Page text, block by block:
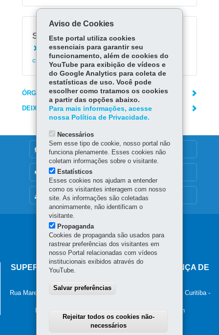
Serviços Relacionados:
Conhecer campanhas de valorização da
criança e do adolescente
ÓRGÃO RESPONSÁVEL
DEIXE SUA OPINIÃO
MAPA DO SITE
DENUNCIE CORRUPÇÃO
OUVIDORIA
Navegação
principal
SUPERINTENDÊNCIA-GERAL DE GOVERNANÇA DE
Rua Marechal Deodoro, 806, 13º andar - Centro Curitiba -
Horário de atendimento: 8h30 às 12h e 13h30 às 18h
Aviso de Cookies
Este portal utiliza cookies
essenciais para garantir seu
funcionamento, além de cookies do
YouTube para exibição de vídeos e
do Google Analytics para coleta de
estatísticas de uso. Você pode
escolher como tratamos os cookies
a partir das opções abaixo.
Para mais informações, acesse
nossa Política de Privacidade.
Necessários
Sem esse tipo de cookie, nosso portal não
funciona plenamente. Esses cookies não
coletam informações sobre o visitante.
Estatísticos
Esses cookies nos ajudam a entender
como os visitantes interagem com nosso
site. As informações são coletadas
anonimamente, não identificam o
visitante.
Propaganda
Cookies de propaganda são usados para
rastrear preferências dos visitantes em
nosso Portal relacionadas com vídeos
institucionais exibidos através do
YouTube.
Salvar preferências
Rejeitar todos os cookies não-
necessários